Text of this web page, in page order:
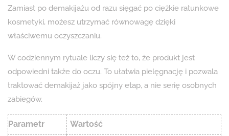
Zamiast po demakijażu od razu sięgać po ciężkie ratunkowe
kosmetyki, możesz utrzymać równowagę dzięki
właściwemu oczyszczaniu.
W codziennym rytuale liczy się też to, że produkt jest
odpowiedni także do oczu. To ułatwia pielęgnację i pozwala
traktować demakijaż jako spójny etap, a nie serię osobnych
zabiegów.
Parametr Wartość